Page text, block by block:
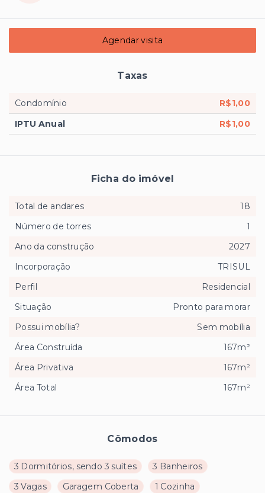
Cômodos
3 Dormitórios, sendo 3 suítes
3 Banheiros
3 Vagas
Garagem Coberta
1 Cozinha
Agendar visita
Taxas
Condomínio
R$1,00
IPTU Anual
R$1,00
Ficha do imóvel
Total de andares
18
Número de torres
1
Ano da construção
2027
Incorporação
TRISUL
Perfil
Residencial
Situação
Pronto para morar
Possui mobília?
Sem mobília
Área Construída
167m²
Área Privativa
167m²
Área Total
167m²